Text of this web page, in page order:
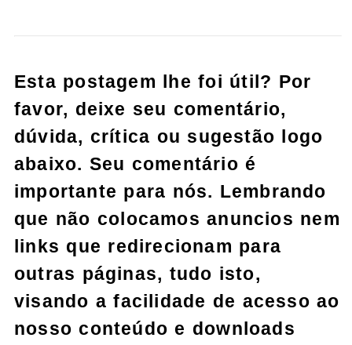
Esta postagem lhe foi útil? Por
favor, deixe seu comentário,
dúvida, crítica ou sugestão logo
abaixo. Seu comentário é
importante para nós. Lembrando
que não colocamos anuncios nem
links que redirecionam para
outras páginas, tudo isto,
visando a facilidade de acesso ao
nosso conteúdo e downloads